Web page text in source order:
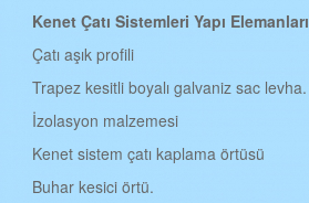
ARDAHAN KENET ÇATI
IĞDIR KENET ÇATI
YALOVA KENET ÇATI
KARABÜK KENET ÇATI
Kenet Çatı Sistemleri Yapı Elemanları
Çatı aşık profili
Trapez kesitli boyalı galvaniz sac levha.
İzolasyon malzemesi
Kenet sistem çatı kaplama örtüsü
Buhar kesici örtü.